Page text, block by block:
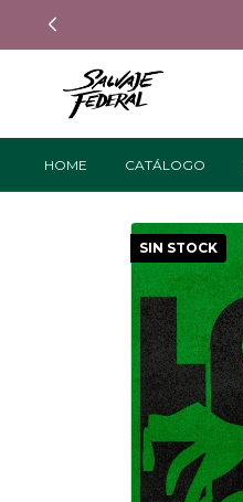
HOME CATÁLOGO
SIN STOCK